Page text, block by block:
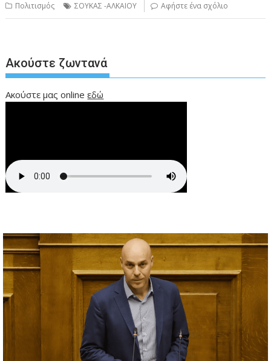
Πολιτισμός ΣΟΥΚΑΣ -ΑΛΚΑΙΟΥ Αφήστε ένα σχόλιο
Ακούστε ζωντανά
Ακούστε μας onlineεδώ